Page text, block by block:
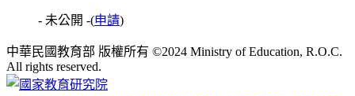
- 未公開 -(申請)
中華民國教育部 版權所有 ©2024 Ministry of Education, R.O.C.
All rights reserved.